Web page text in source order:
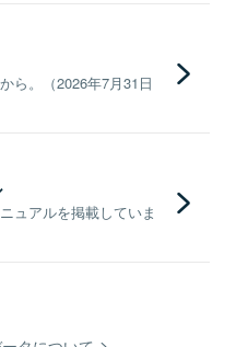
ら。（2026年7月31日
ュアルを掲載していま